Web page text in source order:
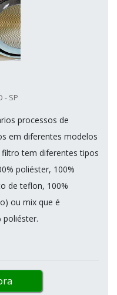
- SP
processos de
em diferentes modelos
tem diferentes tipos
poliéster, 100%
de teflon, 100%
ou mix que é
poliéster.